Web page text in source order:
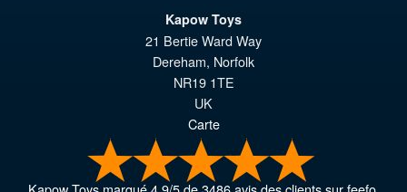
Kapow Toys
21 Bertie Ward Way
Dereham, Norfolk
NR19 1TE
UK
Carte